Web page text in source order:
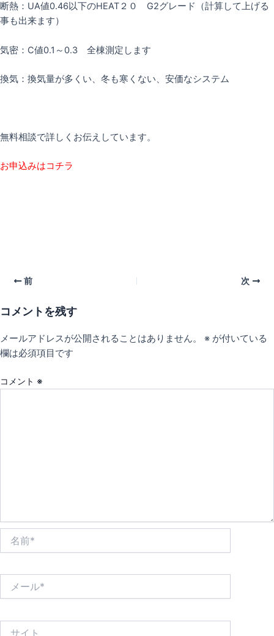
断熱：UA値0.46以下のHEAT２０ G2グレード（計算して上げる
事も出来ます）
気密：C値0.1～0.3 全棟測定します
換気：換気量が多くい、冬も寒くない、安価なシステム
無料相談で詳しくお伝えしています。
お申込みはコチラ
前 次
コメントを残す
メールアドレスが公開されることはありません。 ※ が付いている
欄は必須項目です
コメント ※